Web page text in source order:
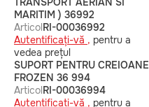
MARITIM ) 36992
ArticolRI-00036992
Autentificați-vă , pentru a
vedea prețul
SUPORT PENTRU CREIOANE
FROZEN 36 994
ArticolRI-00036994
Autentificați-vă , pentru a